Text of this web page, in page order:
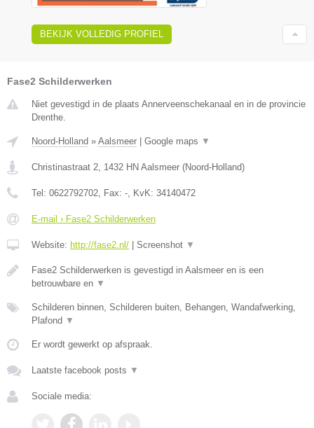
BEKIJK VOLLEDIG PROFIEL
Fase2 Schilderwerken
Niet gevestigd in de plaats Annerveenschekanaal en in de provincie
Drenthe.
Noord-Holland » Aalsmeer Google maps ▼
Christinastraat 2, 1432 HN Aalsmeer (Noord-Holland)
Tel: 0622792702, Fax: -, KvK: 34140472
E-mail › Fase2 Schilderwerken
Website: http://fase2.nl/ Screenshot ▼
Fase2 Schilderwerken is gevestigd in Aalsmeer en is een
betrouwbare en ▼
Schilderen binnen, Schilderen buiten, Behangen, Wandafwerking,
Plafond ▼
Er wordt gewerkt op afspraak.
Laatste facebook posts ▼
Sociale media: